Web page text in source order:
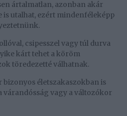
ártalmatlan, azonban akár
is utalhat, ezért mindenféleképp
csipesszel vagy túl durva
kárt tehet a köröm
töredezetté válhatnak.
életszakaszokban is
várandósság vagy a változókor